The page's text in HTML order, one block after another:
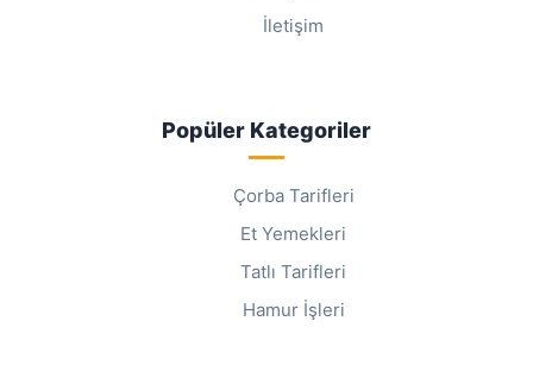
İletişim
Popüler Kategoriler
Çorba Tarifleri
Et Yemekleri
Tatlı Tarifleri
Hamur İşleri